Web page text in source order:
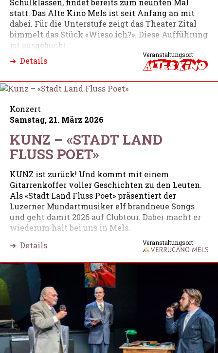
statt. Das Alte Kino Mels ist seit Anfang an mit
dabei. Für die Unterstufe zeigt das Theater Zital
bimmelt das Stück «Wieso ich?». Diese Aufführung
ist ausgebucht.
➜ Details
Veranstaltungsort
Konzert
Samstag, 21. März 2026
KUNZ – «STADT LAND
FLUSS POET»
KUNZ ist zurück! Und kommt mit einem
Gitarrenkoffer voller Geschichten zu den Leuten.
Als «Stadt Land Fluss Poet» präsentiert der
Luzerner Mundartmusiker elf brandneue Songs
und geht damit 2026 auf Clubtour. Dabei macht er
wiederum halt bei uns in Mels.
➜ Details
Veranstaltungsort